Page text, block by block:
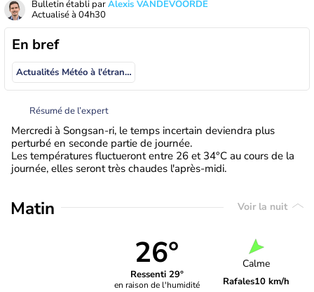
Bulletin établi parAlexis VANDEVOORDE
Actualisé à 04h30
En bref
Actualités Météo à l'étranger
Résumé de l’expert
Mercredi à Songsan-ri, le temps incertain deviendra plus
perturbé en seconde partie de journée.
Les températures fluctueront entre 26 et 34°C au cours de la
journée, elles seront très chaudes l'après-midi.
Matin Voir la nuit
26°
Ressenti 29°
en raison de l'humidité
Calme
Rafales10 km/h